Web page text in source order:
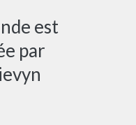
est
par